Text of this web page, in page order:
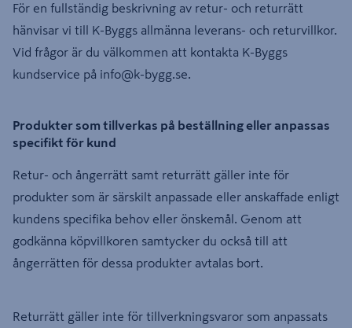
För en fullständig beskrivning av retur- och returrätt
hänvisar vi till K-Byggs allmänna leverans- och returvillkor.
Vid frågor är du välkommen att kontakta K-Byggs
kundservice på info@k-bygg.se
Produkter som tillverkas på beställning eller anpassas
specifikt för kund
Retur- och ångerrätt samt returrätt gäller inte för
produkter som är särskilt anpassade eller anskaffade enligt
kundens specifika behov eller önskemål. Genom att
godkänna köpvillkoren samtycker du också till att
ångerrätten för dessa produkter avtalas bort.
Returrätt gäller inte för tillverkningsvaror som anpassats